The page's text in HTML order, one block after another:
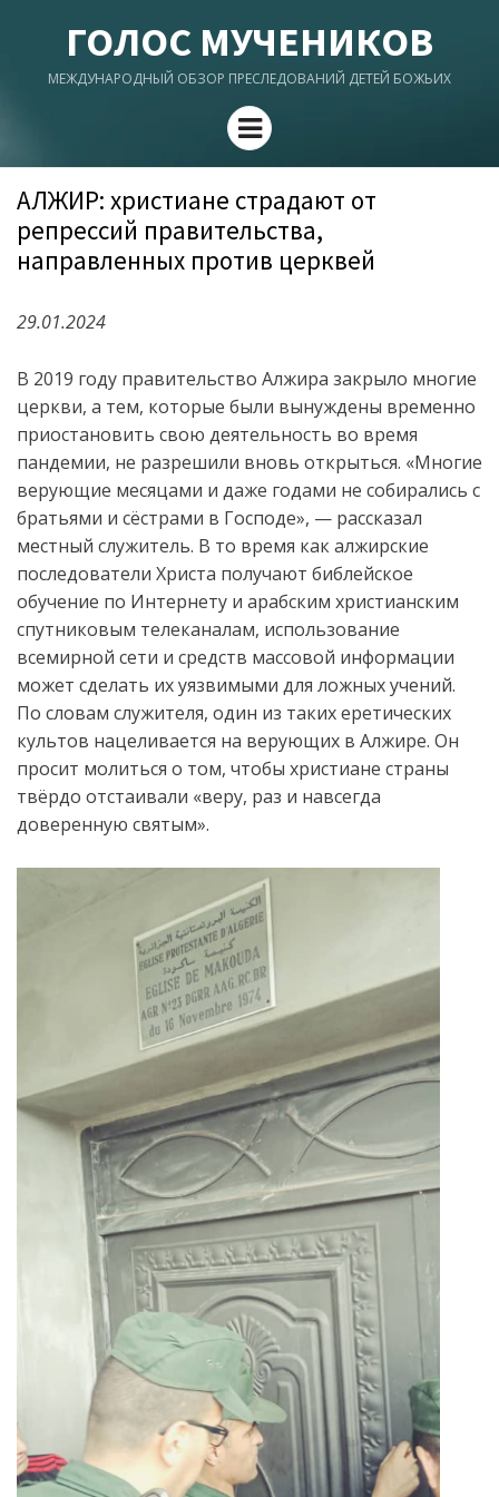
ГОЛОС МУЧЕНИКОВ
МЕЖДУНАРОДНЫЙ ОБЗОР ПРЕСЛЕДОВАНИЙ ДЕТЕЙ БОЖЬИХ
Menu
АЛЖИР: христиане страдают от
репрессий правительства,
направленных против церквей
29.01.2024
В 2019 году правительство Алжира закрыло многие
церкви, а тем, которые были вынуждены временно
приостановить свою деятельность во время
пандемии, не разрешили вновь открыться. «Многие
верующие месяцами и даже годами не собирались с
братьями и сёстрами в Господе», — рассказал
местный служитель. В то время какалжирские
последователи Христа получают библейское
обучение по Интернету и арабским христианским
спутниковым телеканалам, использование
всемирной сети и средств массовой информации
может сделать их уязвимыми для ложных учений.
По словам служителя, один из таких еретических
культов нацеливается на верующих в Алжире. Он
просит молиться о том, чтобы христиане страны
твёрдо отстаивали «веру, раз и навсегда
доверенную святым».